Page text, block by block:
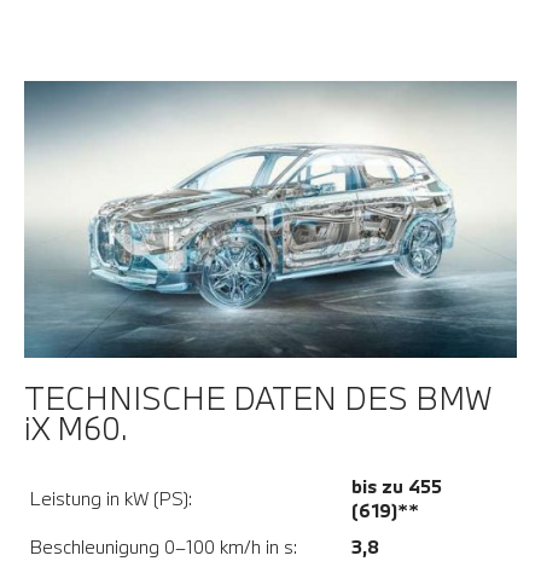
TECHNISCHE DATEN DES BMW
iX M60.
Leistung in kW (PS):
bis zu 455
(619)**
Beschleunigung 0–100 km/h in s:
3,8